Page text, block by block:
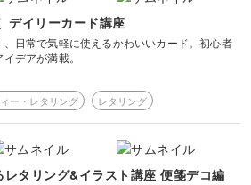
デイリーカード講座
日常で気軽に使えるかわいいカード。初心者
デアが満載。
ー・レタリング レタリング
レタリング&イラスト講座 便箋デコ編